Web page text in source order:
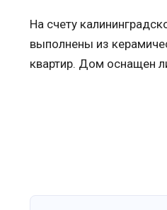
На счету
выполнены из
квартир. Дом оснащен